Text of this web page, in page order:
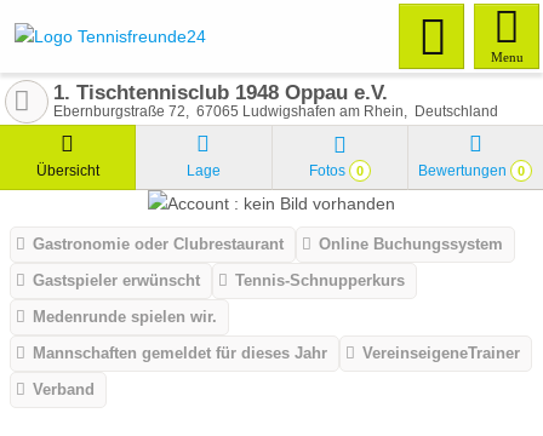
Menu
1. Tischtennisclub 1948 Oppau e.V.
Ebernburgstraße 72 67065 Ludwigshafen am Rhein Deutschland
Übersicht Lage Fotos 0 Bewertungen 0
Gastronomie oder Clubrestaurant
Online Buchungssystem
Gastspieler erwünscht
Tennis-Schnupperkurs
Medenrunde spielen wir.
Mannschaften gemeldet für dieses Jahr
VereinseigeneTrainer
Verband